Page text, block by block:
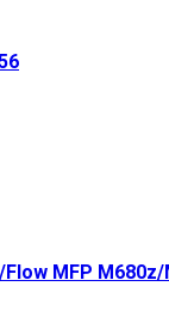
MFP